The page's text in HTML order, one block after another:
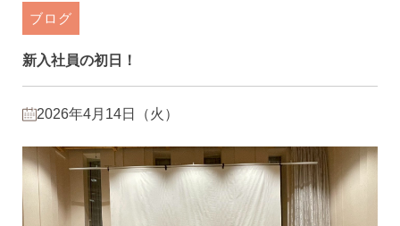
ブログ
新入社員の初日！
2026年4月14日（火）